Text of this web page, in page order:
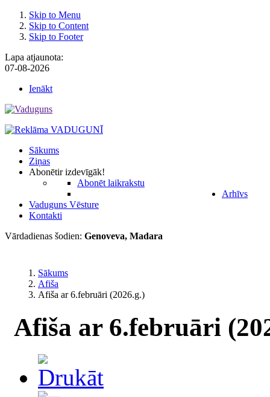
Skip to Menu
Skip to Content
Skip to Footer
Lapa atjaunota:
07-08-2026
Ienākt
Sākums
Ziņas
Abonētir izdevīgāk!
Abonēt laikrakstu
Arhīvs
Vaduguns Vēsture
Kontakti
Vārdadienas šodien: Genoveva, Madara
Sākums
Afiša
Afiša ar 6.februāri (2026.g.)
Afiša ar 6.februāri